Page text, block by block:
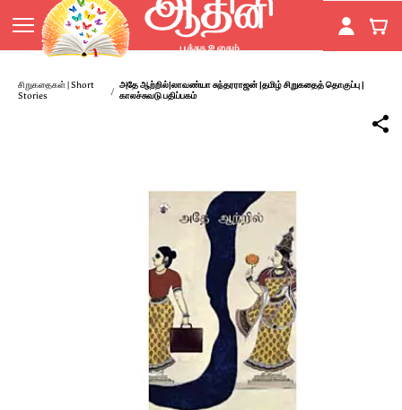
main
content
சிறுகதைகள் | Short
Stories
/ அதே ஆற்றில்|லாவண்யா சுந்தரராஜன் |தமிழ் சிறுகதைத் தொகுப்பு |
காலச்சுவடு பதிப்பகம்